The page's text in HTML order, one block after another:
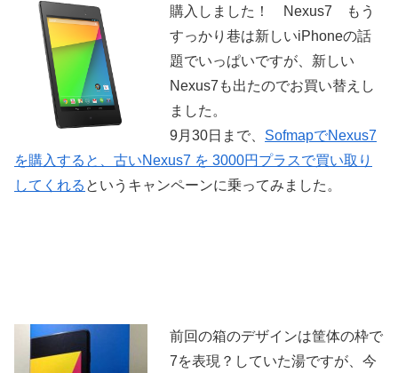
購入しました！ Nexus7 もう
すっかり巷は新しいiPhoneの話
題でいっぱいですが、新しい
Nexus7も出たのでお買い替えし
ました。
9月30日まで、 SofmapでNexus7
を購入すると、古いNexus7 を 3000円プラスで買い取り
してくれる というキャンペーンに乗ってみました。
前回の箱のデザインは筐体の枠で
7を表現？していた湯ですが、今